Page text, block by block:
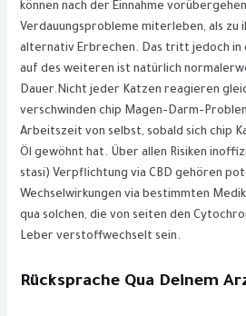
können nach der Einnahme
Verdauungsprobleme miterleben, als zu
alternativ Erbrechen. Das tritt jedoch in
auf des weiteren ist natürlich
Dauer.Nicht jeder Katzen reagieren
verschwinden chip Magen-Darm-
Arbeitszeit von selbst, sobald sich chip
Öl gewöhnt hat. Über allen Risiken
stasi) Verpflichtung via CBD gehören
Wechselwirkungen via bestimmten
qua solchen, die von seiten den
Leber verstoffwechselt sein.
Rücksprache Qua Deinem